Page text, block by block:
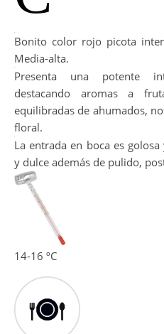
Bonito color rojo picota
Media-alta.
Presenta una potente
destacando aromas a
equilibradas de ahumados,
floral.
La entrada en boca es
y dulce además de pulido,
14-16 ºC